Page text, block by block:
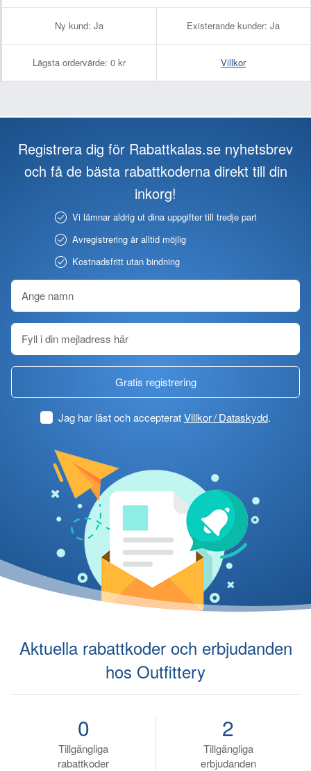
Ny kund: Ja Existerande kunder: Ja
Lägsta ordervärde: 0 kr Villkor
Registrera dig för Rabattkalas.se nyhetsbrev
och få de bästa rabattkoderna direkt till din
inkorg!
Vi lämnar aldrig ut dina uppgifter till tredje part
Avregistrering är alltid möjlig
Kostnadsfritt utan bindning
Gratis registrering
Jag har läst och accepteratVillkor / Dataskydd.
Aktuella rabattkoder och erbjudanden
hos Outfittery
Tillgängliga
rabattkoder
0
Tillgängliga
erbjudanden
2